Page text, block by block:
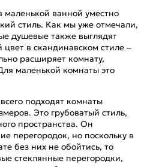
ванной уместно
стиль. Как мы уже отмечали,
душевые также выглядят
в скандинавском стиле –
расширяет комнату,
маленькой комнаты это
подходят комнаты
Это грубоватый стиль,
пространства. Он
перегородок, но поскольку в
без них не обойтись, то
стеклянные перегородки,